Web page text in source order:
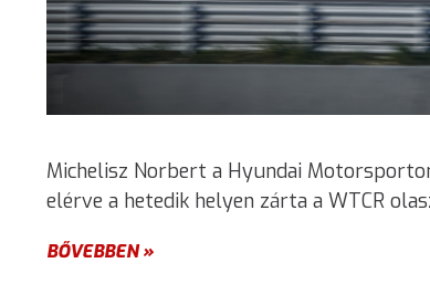
Michelisz Norbert a Hyundai
elérve a hetedik helyen zárta a WTCR
BŐVEBBEN »